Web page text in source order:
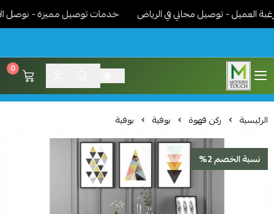
- توصيل مجاني في الرياض خدمات توصيل مميزة - نوصل
اثاث مودرن لمسة عصرية
0
الرئيسية ركن قهوة بوفية بوفية
نسبة الخصم 2%